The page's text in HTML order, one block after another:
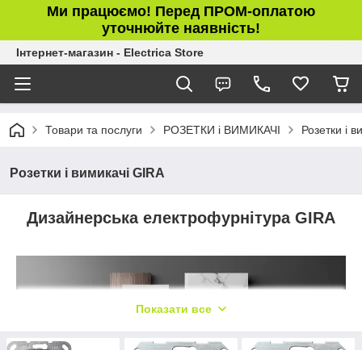
Ми працюємо! Перед ПРОМ-оплатою
уточнюйте наявність!
Інтернет-магазин - Electrica Store
Товари та послуги РОЗЕТКИ і ВИМИКАЧІ Розетки і
Розетки і вимикачі GIRA
Дизайнерська електрофурнітура GIRA
Показати все